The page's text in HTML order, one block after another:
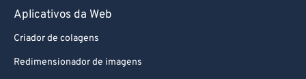
Aplicativos da Web
Criador de colagens
Redimensionador de imagens